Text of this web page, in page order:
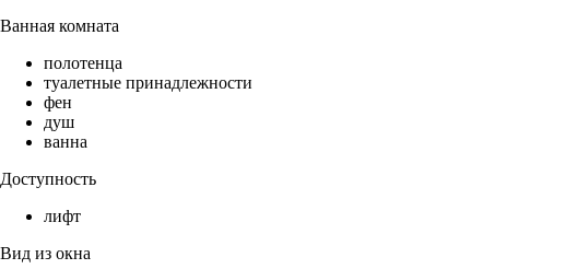
Ванная комната
полотенца
туалетные принадлежности
фен
душ
ванна
Доступность
лифт
Вид из окна